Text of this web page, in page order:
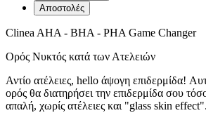
Αποστολές
Clinea AHA - BHA - PHA Game Changer
Ορός Νυκτός κατά των Ατελειών
Αντίο ατέλειες, hello άψογη επιδερμίδα!
ορός θα διατηρήσει την επιδερμίδα σου
απαλή, χωρίς ατέλειες και "glass skin effect".